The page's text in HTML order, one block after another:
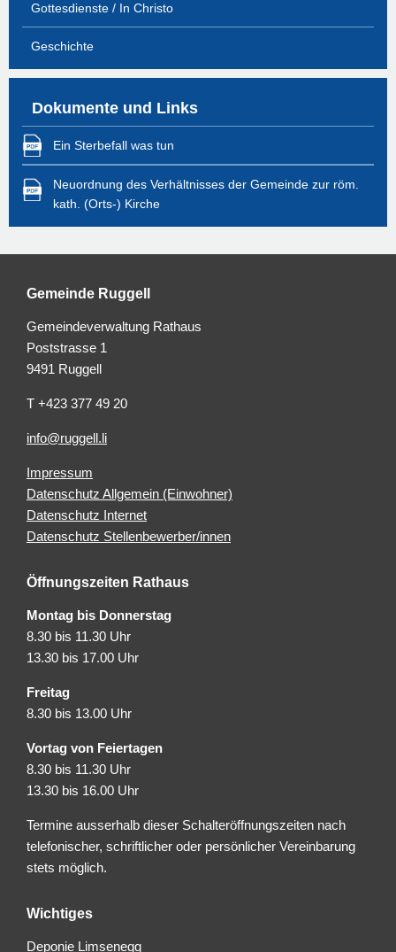
Gottesdienste / In Christo
Geschichte
Dokumente und Links
Ein Sterbefall was tun
Neuordnung des Verhältnisses der Gemeinde zur röm.
kath. (Orts-) Kirche
Gemeinde Ruggell
Gemeindeverwaltung Rathaus
Poststrasse 1
9491 Ruggell
T +423 377 49 20
info@ruggell.li
Impressum
Datenschutz Allgemein (Einwohner)
Datenschutz Internet
Datenschutz Stellenbewerber/innen
Öffnungszeiten Rathaus
Montag bis Donnerstag
8.30 bis 11.30 Uhr
13.30 bis 17.00 Uhr
Freitag
8.30 bis 13.00 Uhr
Vortag von Feiertagen
8.30 bis 11.30 Uhr
13.30 bis 16.00 Uhr
Termine ausserhalb dieser Schalteröffnungszeiten nach
telefonischer, schriftlicher oder persönlicher Vereinbarung
stets möglich.
Wichtiges
Deponie Limsenegg